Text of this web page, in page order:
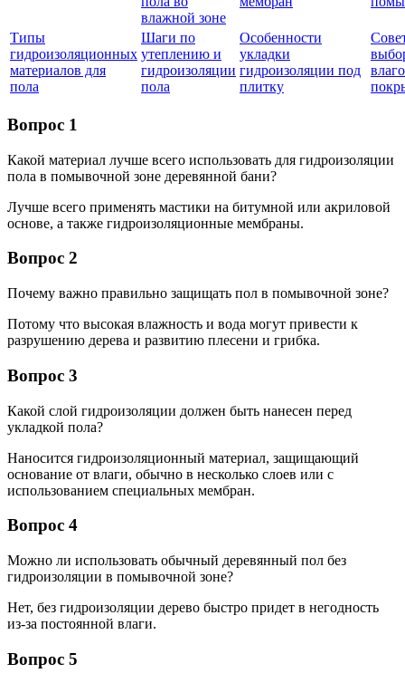
влажной зоне
Типы
гидроизоляционных
материалов для
пола
Шаги по
утеплению и
гидроизоляции
пола
Особенности
укладки
гидроизоляции под
плитку
Вопрос 1
Какой материал лучше всего использовать для гидроизоляции
пола в помывочной зоне деревянной бани?
Лучше всего применять мастики на битумной или акриловой
основе, а также гидроизоляционные мембраны.
Вопрос 2
Почему важно правильно защищать пол в помывочной зоне?
Потому что высокая влажность и вода могут привести к
разрушению дерева и развитию плесени и грибка.
Вопрос 3
Какой слой гидроизоляции должен быть нанесен перед
укладкой пола?
Наносится гидроизоляционный материал, защищающий
основание от влаги, обычно в несколько слоев или с
использованием специальных мембран.
Вопрос 4
Можно ли использовать обычный деревянный пол без
гидроизоляции в помывочной зоне?
Нет, без гидроизоляции дерево быстро придет в негодность
из-за постоянной влаги.
Вопрос 5